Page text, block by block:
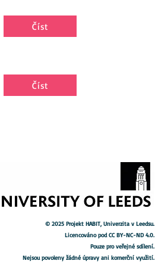
Číst
Číst
© 2025 Projekt HABIT, Univerzita v Leedsu.
Licencováno pod CC BY-NC-ND 4.0.
Pouze pro veřejné sdílení.
Nejsou povoleny žádné úpravy ani komerční využití.